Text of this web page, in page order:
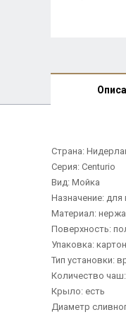
Страна:
Серия: Centurio
Вид: Мойка
Назначение: для
Материал:
Поверхность:
Упаковка:
Тип установки:
Количество чаш:
Крыло: есть
Диаметр